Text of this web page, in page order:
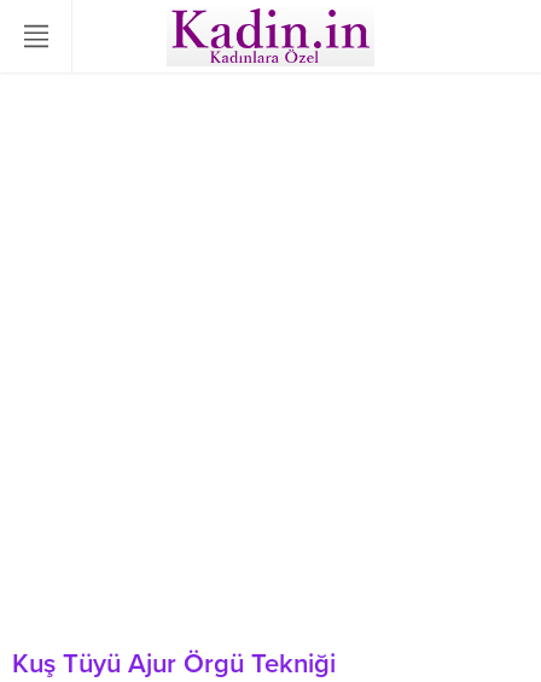
Kuş Tüyü Ajur Örgü Tekniği